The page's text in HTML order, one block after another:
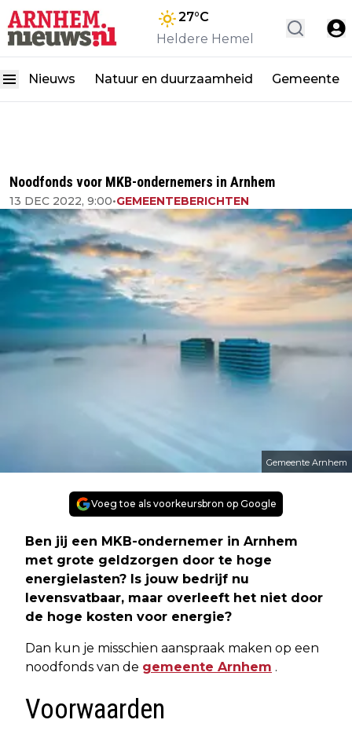
27°C
Heldere Hemel
Nieuws Natuur en duurzaamheid Gemeente
Noodfonds voor MKB-ondernemers in Arnhem
13 DEC 2022, 9:00•GEMEENTEBERICHTEN
Gemeente Arnhem
Voeg toe als voorkeursbron op Google
Ben jij een MKB-ondernemer in Arnhem
met grote geldzorgen door te hoge
energielasten? Is jouw bedrijf nu
levensvatbaar, maar overleeft het niet door
de hoge kosten voor energie?
Dan kun je misschien aanspraak maken op een
noodfonds van de gemeente Arnhem .
Voorwaarden